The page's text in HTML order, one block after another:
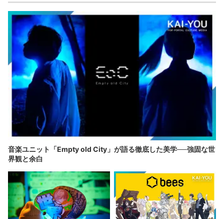
音楽ユニット「Empty old City」が語る徹底した美学──強固な世
界観と余白